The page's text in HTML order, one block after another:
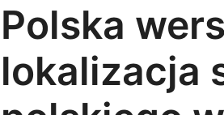
Polska
lokalizacja